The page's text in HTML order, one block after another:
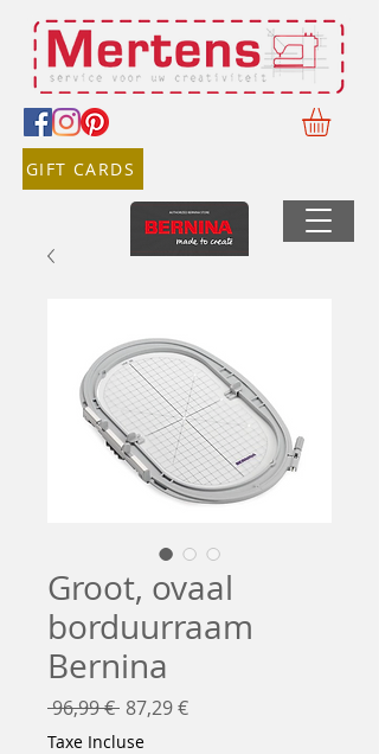
GIFT CARDS
Groot, ovaal
borduurraam
Bernina
96,99 € Prix
original
87,29 €Prix
Taxe Incluse